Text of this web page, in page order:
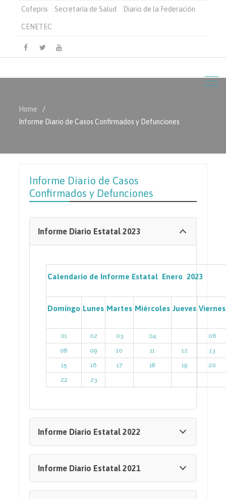
Cofepris Secretaría de Salud Diario de la Federación
CENETEC
Facebook
TwitterYoutube
Home
Informe Diario de Casos Confirmados y Defunciones
Informe Diario de Casos
Confirmados y Defunciones
Informe Diario Estatal 2023
Calendario de Informe Estatal Enero 2023
Domingo Lunes Martes Miércoles Jueves Viernes
01 02 03 04 06
08 09 10 11 12 13
15 16 17 18 19 20
22 23
Informe Diario Estatal 2022
Informe Diario Estatal 2021